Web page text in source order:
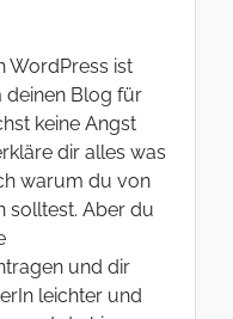
WordPress ist
deinen Blog für
keine Angst
dir alles was
warum du von
solltest. Aber du
und dir
leichter und